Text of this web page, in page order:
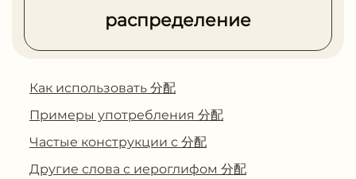
распределение
Как использовать 分配
Примеры употребления 分配
Частые конструкции с 分配
Другие слова с иероглифом 分配